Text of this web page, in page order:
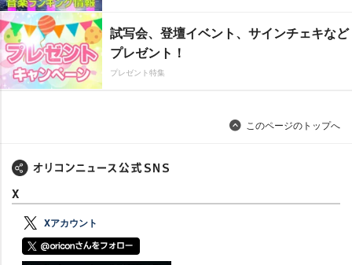
試写会、登壇イベント、サインチェキなど
プレゼント！
プレゼント特集
このページのトップへ
X
Xアカウント